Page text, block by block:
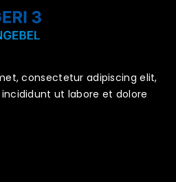
consectetur adipiscing elit,
ut labore et dolore